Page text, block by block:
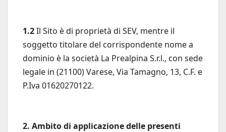
1.2Il Sito è di proprietà di SEV, mentre il
soggetto titolare del corrispondente nome a
dominio è la società La Prealpina S.r.l., con sede
legale in (21100) Varese, Via Tamagno, 13, C.F. e
P.Iva 01620270122.
2. Ambito di applicazione delle presenti